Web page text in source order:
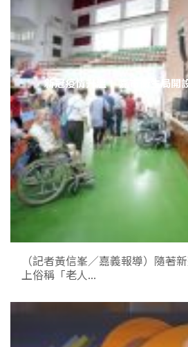
新冠疫情升溫！ 嘉市衛生局開
（記者黃信峯／嘉義報導）隨著
上俗稱「老人...